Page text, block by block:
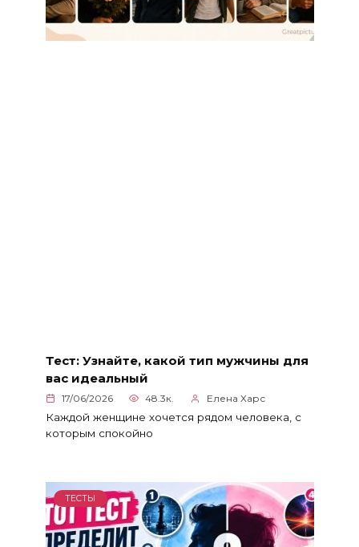
Тест: Узнайте, какой тип мужчины для
вас идеальный
17/06/2026 48.3к. Елена Харс
Каждой женщине хочется рядом человека, с
которым спокойно
ТЕСТЫ